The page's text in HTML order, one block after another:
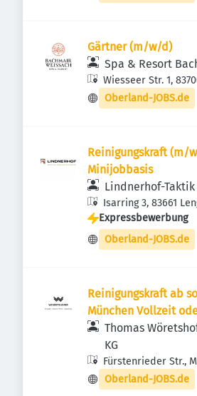
Gärtner (m/w/d)
Spa & Resort
Wiesseer Str. 1,
Deutschland
Oberland-JOBS.de
Reinigungskraft (m/
Minijobbasis
Lindnerhof-Taktik
Isarring 3, 83661
Deutschland
Expressbewerbung
Oberland-JOBS.de
Reinigungskraft ab
München Vollzeit
Thomas
KG
Fürstenrieder Str.,
Deutschland
Oberland-JOBS.de